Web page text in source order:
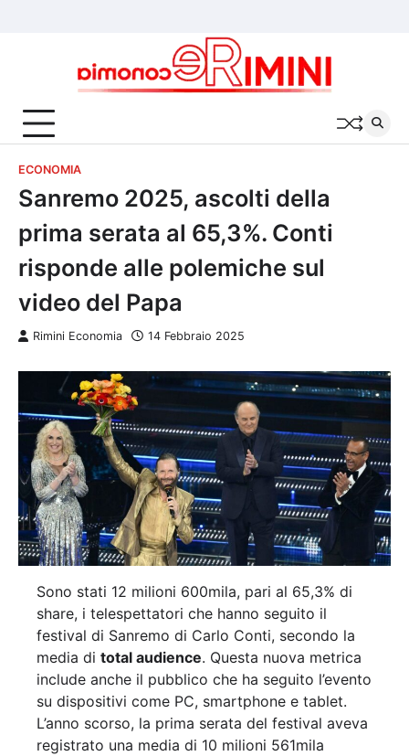
siamo
Policy
Policy
ECONOMIA
Sanremo 2025, ascolti della
prima serata al 65,3%. Conti
risponde alle polemiche sul
video del Papa
Rimini Economia 14 Febbraio 2025
Sono stati 12 milioni 600mila, pari al 65,3% di
share, i telespettatori che hanno seguito il
festival di Sanremo di Carlo Conti, secondo la
media di total audience. Questa nuova metrica
include anche il pubblico che ha seguito l’evento
su dispositivi come PC, smartphone e tablet.
L’anno scorso, la prima serata del festival aveva
registrato una media di 10 milioni 561mila